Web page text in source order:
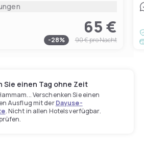
65 €
-28% 90 €pro Nacht
Sie einen Tag ohne Zeit
Verschenken Sie einen
Ausflug mit derDayuse-
. Nicht in allen Hotels verfügbar.